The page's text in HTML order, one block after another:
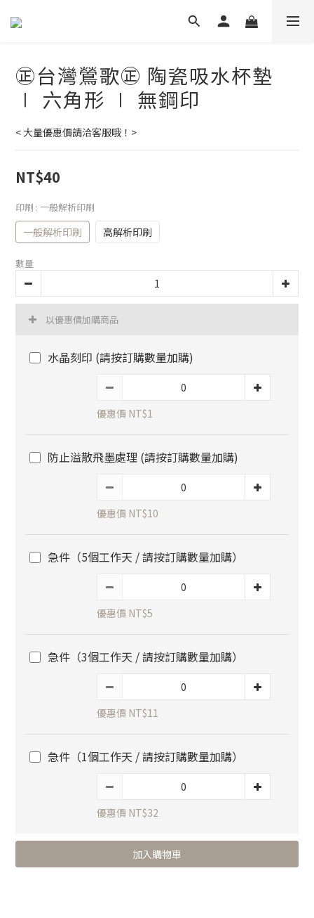
㊣台灣鶯歌㊣ 陶瓷吸水杯墊
∣ 六角形 ∣ 無鋼印
< 大量優惠價請洽客服哦！>
NT$40
印刷 : 一般解析印刷
一般解析印刷 高解析印刷
數量
以優惠價加購商品
水晶刻印 (請按訂購數量加購)
優惠價 NT$1
防止溢散飛墨處理 (請按訂購數量加購)
優惠價 NT$10
急件（5個工作天 / 請按訂購數量加購）
優惠價 NT$5
急件（3個工作天 / 請按訂購數量加購）
優惠價 NT$11
急件（1個工作天 / 請按訂購數量加購）
優惠價 NT$32
加入購物車